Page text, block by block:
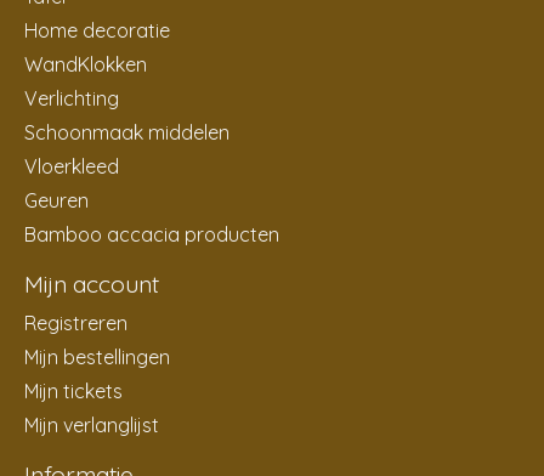
Home decoratie
WandKlokken
Verlichting
Schoonmaak middelen
Vloerkleed
Geuren
Bamboo accacia producten
Mijn account
Registreren
Mijn bestellingen
Mijn tickets
Mijn verlanglijst